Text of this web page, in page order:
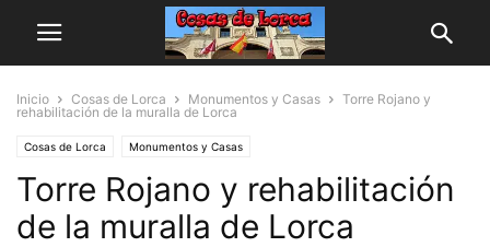
Inicio Cosas de Lorca Monumentos y Casas
Torre Rojano y
rehabilitación de la muralla de Lorca
Cosas de Lorca Monumentos y Casas
Torre Rojano y rehabilitación
de la muralla de Lorca